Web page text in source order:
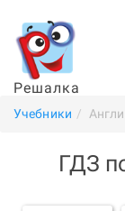
Решалка
Учебники
ГДЗ